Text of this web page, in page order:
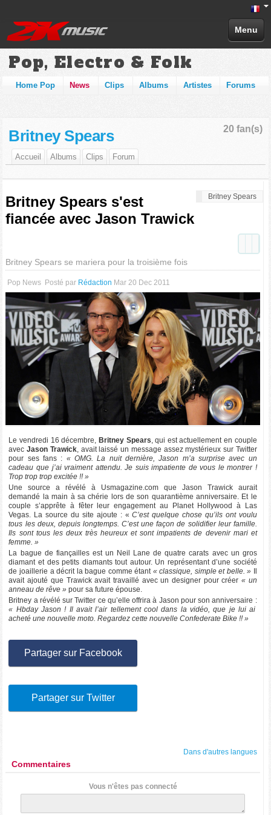
Menu
Pop, Electro & Folk
Home Pop News Clips Albums Artistes Forums
20 fan(s)
Britney Spears
Accueil Albums Clips Forum
Britney Spears
Britney Spears s'est
fiancée avec Jason Trawick
Britney Spears se mariera pour la troisième fois
Pop News Posté par Rédaction Mar 20 Dec 2011
Le vendredi 16 décembre, Britney Spears , qui est actuellement en couple
avecJason Trawick, avait laissé un message assez mystérieux sur Twitter
pour ses fans : « OMG. La nuit dernière, Jason m’a surprise avec un
cadeau que j’ai vraiment attendu. Je suis impatiente de vous le montrer !
Trop trop trop excitée !! »
Une source a révélé à Usmagazine.com que Jason Trawick aurait
demandé la main à sa chérie lors de son quarantième anniversaire. Et le
couple s’apprête à fêter leur engagement au Planet Hollywood à Las
Vegas. La source du site ajoute : « C’est quelque chose qu’ils ont voulu
tous les deux, depuis longtemps. C’est une façon de solidifier leur famille.
Ils sont tous les deux très heureux et sont impatients de devenir mari et
femme. »
La bague de fiançailles est un Neil Lane de quatre carats avec un gros
diamant et des petits diamants tout autour. Un représentant d’une société
de joaillerie a décrit la bague comme étant « classique, simple et belle. » Il
avait ajouté que Trawick avait travaillé avec un designer pour créer« un
anneau de rêve » pour sa future épouse.
Britney a révélé sur Twitter ce qu’elle offrira à Jason pour son anniversaire :
« Hbday Jason ! Il avait l’air tellement cool dans la vidéo, que je lui ai
acheté une nouvelle moto. Regardez cette nouvelle Confederate Bike !! »
Partager sur Facebook
Partager sur Twitter
Dans d'autres langues
Commentaires
Vous n'êtes pas connecté